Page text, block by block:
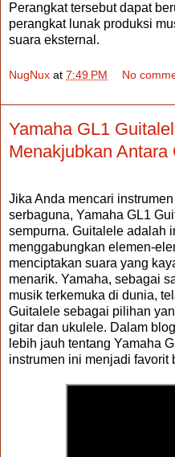
Perangkat tersebut dapat
perangkat lunak produksi
suara eksternal.
NugNux at 7:49 PM
No
Yamaha GL1
Menakjubkan
Jika Anda mencari
serbaguna, Yamaha GL1
sempurna. Guitalele adalah
menggabungkan elemen-
menciptakan suara yang
menarik. Yamaha, sebagai
musik terkemuka di dunia,
Guitalele sebagai pilihan
gitar dan ukulele. Dalam
lebih jauh tentang Yamaha
instrumen ini menjadi favorit